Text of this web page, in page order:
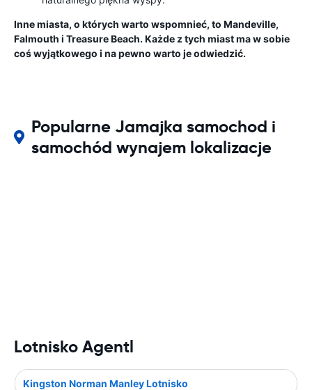
Inne miasta, o których warto wspomnieć, to Mandeville,
Falmouth i Treasure Beach. Każde z tych miast ma w sobie
coś wyjątkowego i na pewno warto je odwiedzić.
Popularne Jamajka samochod i
samochód wynajem lokalizacje
Lotnisko Agentl
Kingston Norman Manley Lotnisko